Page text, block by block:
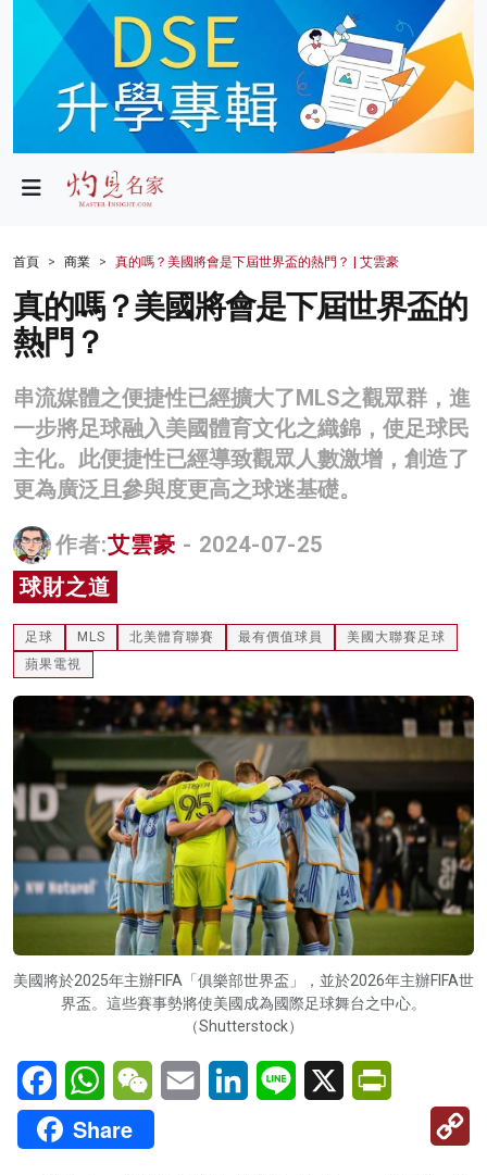
政局
財經
生活
健康
商業
科技
影片
灼見活動
關於我們
首頁 商業 真的嗎？美國將會是下屆世界盃的熱門？ | 艾雲豪
真的嗎？美國將會是下屆世界盃的
熱門？
串流媒體之便捷性已經擴大了MLS之觀眾群，進
一步將足球融入美國體育文化之織錦，使足球民
主化。此便捷性已經導致觀眾人數激增，創造了
更為廣泛且參與度更高之球迷基礎。
作者:艾雲豪 - 2024-07-25
球財之道
足球 MLS 北美體育聯賽 最有價值球員
美國大聯賽足球
蘋果電視
美國將於2025年主辦FIFA「俱樂部世界盃」，並於2026年主辦FIFA世
界盃。這些賽事勢將使美國成為國際足球舞台之中心。
（Shutterstock）
FacebookWhatsAppWeChatEmail LinkedInLine X
Share